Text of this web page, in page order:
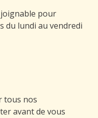
pour
du lundi au vendredi
tous nos
avant de vous